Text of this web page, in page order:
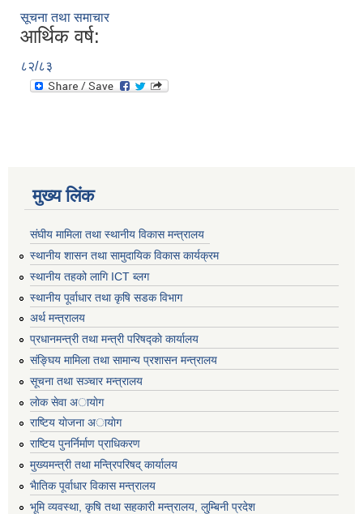
सूचना तथा समाचार
आर्थिक वर्ष:
८२/८३
मुख्य लिंक
संघीय मामिला तथा स्थानीय विकास मन्त्रालय
स्थानीय शासन तथा सामुदायिक विकास कार्यक्रम
स्थानीय तहको लागि ICT ब्लग
स्थानीय पूर्वाधार तथा कृषि सडक विभाग
अर्थ मन्त्रालय
प्रधानमन्त्री तथा मन्त्री परिषद्काे कार्यालय
संङ्घिय मामिला तथा सामान्य प्रशासन मन्त्रालय
सूचना तथा सञ्चार मन्त्रालय
लाेक सेवा अायाेग
राष्टिय याेजना अायाेग
राष्टिय पुनर्निर्माण प्राधिकरण
मुख्यमन्त्री तथा मन्त्रिपरिषद् कार्यालय
भैातिक पूर्वाधार विकास मन्त्रालय
भूमि व्यवस्था, कृषि तथा सहकारी मन्त्रालय, लु्म्बिनी प्रदेश